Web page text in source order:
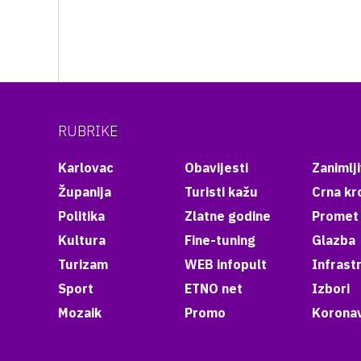
RUBRIKE
Karlovac
Županija
Politika
Kultura
Turizam
Sport
Mozaik
Obavijesti
Turisti kažu
Zlatne godine
Fine-tuning
WEB infopult
ETNO net
Promo
Crna
Promet
Glazba
Izbori